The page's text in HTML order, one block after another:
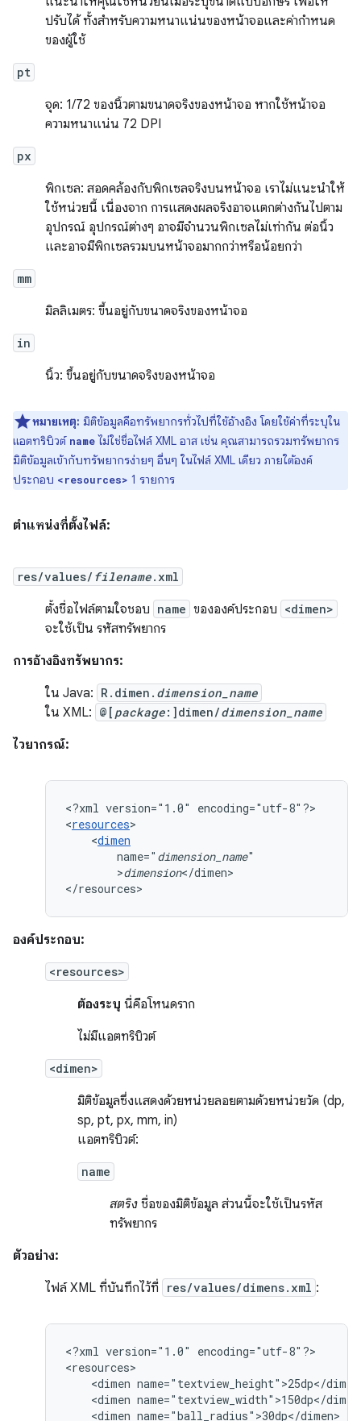
ปรับได้ ทั้งสำหรับความหนาแน่นของหน้าจอและค่ากำหนด
ของผู้ใช้
pt
จุด: 1/72 ของนิ้วตามขนาดจริงของหน้าจอ หากใช้หน้าจอ
ความหนาแน่น 72 DPI
px
พิกเซล: สอดคล้องกับพิกเซลจริงบนหน้าจอ เราไม่แนะนําให้
ใช้หน่วยนี้ เนื่องจาก การแสดงผลจริงอาจแตกต่างกันไปตาม
อุปกรณ์ อุปกรณ์ต่างๆ อาจมีจำนวนพิกเซลไม่เท่ากัน ต่อนิ้ว
และอาจมีพิกเซลรวมบนหน้าจอมากกว่าหรือน้อยกว่า
mm
มิลลิเมตร: ขึ้นอยู่กับขนาดจริงของหน้าจอ
in
นิ้ว: ขึ้นอยู่กับขนาดจริงของหน้าจอ
หมายเหตุ: มิติข้อมูลคือทรัพยากรทั่วไปที่ใช้อ้างอิง โดยใช้ค่าที่ระบุใน
แอตทริบิวต์ name ไม่ใช่ชื่อไฟล์ XML อาส เช่น คุณสามารถรวมทรัพยากร
มิติข้อมูลเข้ากับทรัพยากรง่ายๆ อื่นๆ ในไฟล์ XML เดียว ภายใต้องค์
ประกอบ <resources> 1 รายการ
ตำแหน่งที่ตั้งไฟล์:
res/values/ filename.xml
ตั้งชื่อไฟล์ตามใจชอบ name ขององค์ประกอบ <dimen>
จะใช้เป็น รหัสทรัพยากร
การอ้างอิงทรัพยากร:
ใน Java: R.dimen. dimension_name
ใน XML: @[ package:]dimen/dimension_name
ไวยากรณ์:
<?xml version="1.0"
encoding="utf-8"?>
<resources
<dimen
name=" dimension_name
>dimension</dimen>
</resources>
องค์ประกอบ:
<resources>
ต้องระบุ นี่คือโหนดราก
ไม่มีแอตทริบิวต์
<dimen>
มิติข้อมูลซึ่งแสดงด้วยหน่วยลอยตามด้วยหน่วยวัด (dp,
sp, pt, px, mm, in)
แอตทริบิวต์:
name
สตริง ชื่อของมิติข้อมูล ส่วนนี้จะใช้เป็นรหัส
ทรัพยากร
ตัวอย่าง:
ไฟล์ XML ที่บันทึกไว้ที่ res/values/dimens.xml :
<?xml version="1.0"
encoding="utf-8"?>
<dimen
<dimen
<dimen